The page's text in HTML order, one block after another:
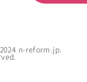
n-reform.jp.